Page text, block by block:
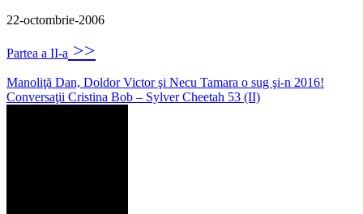
22-octombrie-2006
Partea a II-a >>
Navigare
în
Manoliţă Dan, Doldor Victor şi Necu Tamara o sug şi-n 2016!
Conversaţii Cristina Bob – Sylver Cheetah 53 (II)